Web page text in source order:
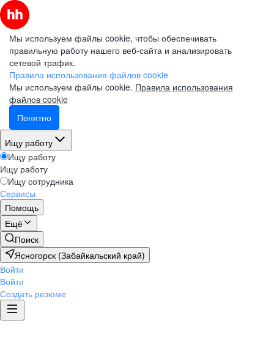
Мы используем файлы cookie, чтобы обеспечивать
правильную работу нашего веб-сайта и анализировать
сетевой трафик.
Правила использования файлов cookie
Мы используем файлы cookie. Правила использования
файлов cookie
Понятно
Ищу работу
Ищу работу
Ищу работу
Ищу сотрудника
Сервисы
Помощь
Ещё
Поиск
Ясногорск (Забайкальский край)
Войти
Войти
Создать резюме